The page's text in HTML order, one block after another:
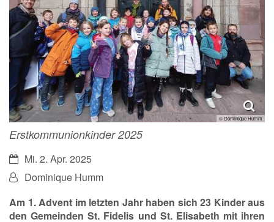
© Dominique Humm
Erstkommunionkinder 2025
Datum:Mi. 2. Apr. 2025
Von:Dominique Humm
Am 1. Advent im letzten Jahr haben sich 23 Kinder aus
den Gemeinden St. Fidelis und St. Elisabeth mit ihren